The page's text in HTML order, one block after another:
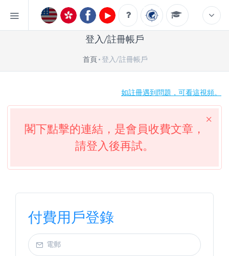
登入/註冊帳戶
首頁 登入/註冊帳戶
如註冊遇到問題，可看這視頻。
閣下點擊的連結，是會員收費文章，
請登入後再試。
付費用戶登錄